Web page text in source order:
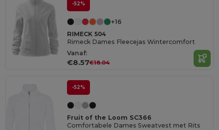
-52%
+16
RIMECK 504
Rimeck Dames Fleecejas Wintercomfort
Vanaf:
€8.57€18.04
-52%
Fruit of the Loom SC366
Comfortabele Dames Sweatvest met Rits